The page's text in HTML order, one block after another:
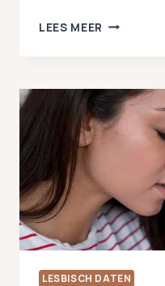
LEES MEER IK
ZIJN,
WANT….
WELKE
VERHALEN
JEZELF?
LESBISCH DATEN